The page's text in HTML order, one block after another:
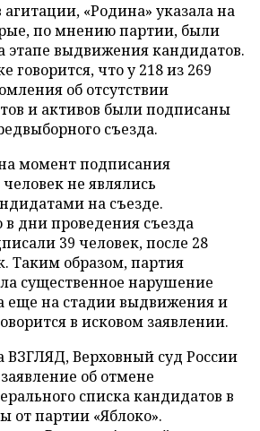
«Родина» указала на
по мнению партии, были
выдвижения кандидатов.
говорится, что у 218 из 269
об отсутствии
и активов были подписаны
съезда.
момент подписания
не являлись
на съезде.
в дни проведения съезда
39 человек, после 28
Таким образом, партия
существенное нарушение
еще на стадии выдвижения и
в исковом заявлении.
ВЗГЛЯД, Верховный суд России
об отмене
списка кандидатов в
от партии «Яблоко».